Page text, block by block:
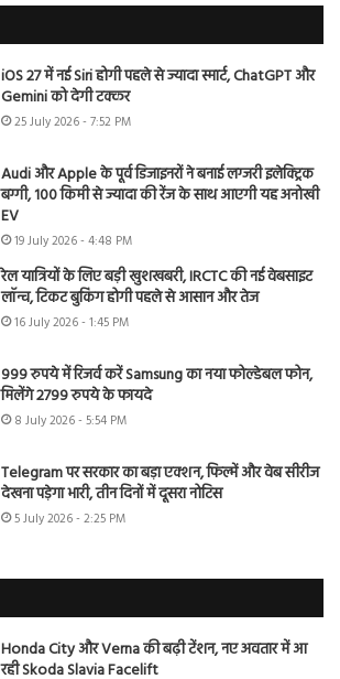
iOS 27 में नई Siri होगी पहले से ज्यादा स्मार्ट, ChatGPT और
Gemini को देगी टक्कर
25 July 2026 - 7:52 PM
Audi और Apple के पूर्व डिजाइनरों ने बनाई लग्जरी इलेक्ट्रिक
बग्गी, 100 किमी से ज्यादा की रेंज के साथ आएगी यह अनोखी
EV
19 July 2026 - 4:48 PM
रेल यात्रियों के लिए बड़ी खुशखबरी, IRCTC की नई वेबसाइट
लॉन्च, टिकट बुकिंग होगी पहले से आसान और तेज
16 July 2026 - 1:45 PM
999 रुपये में रिजर्व करें Samsung का नया फोल्डेबल फोन,
मिलेंगे 2799 रुपये के फायदे
8 July 2026 - 5:54 PM
Telegram पर सरकार का बड़ा एक्शन, फिल्में और वेब सीरीज
देखना पड़ेगा भारी, तीन दिनों में दूसरा नोटिस
5 July 2026 - 2:25 PM
Honda City और Verna की बढ़ी टेंशन, नए अवतार में आ
रही Skoda Slavia Facelift